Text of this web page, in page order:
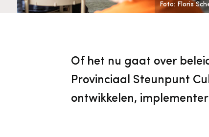
Nieuwsbrieven
Foto: Floris
Of het nu gaat over
Provinciaal Steunpunt
ontwikkelen,